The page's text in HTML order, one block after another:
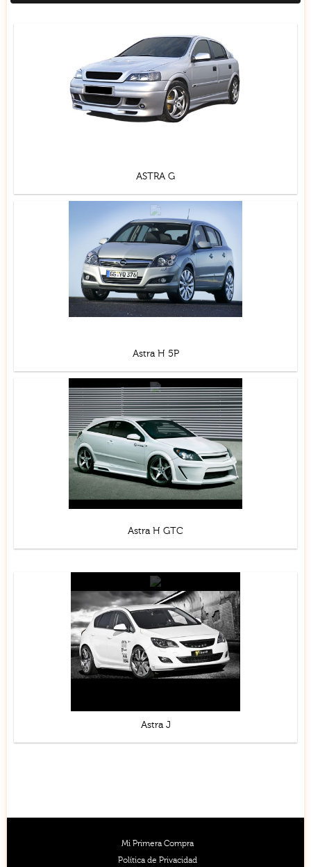
ASTRA G
Astra H 5P
Astra H GTC
Astra J
Mi Primera Compra
Política de Privacidad